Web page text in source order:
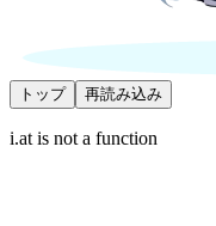
トップ 再読み込み
i.at is not a function